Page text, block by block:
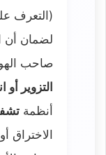
(التعرف
لضمان
صاحب
التزوير
أنظمة
الاختراق